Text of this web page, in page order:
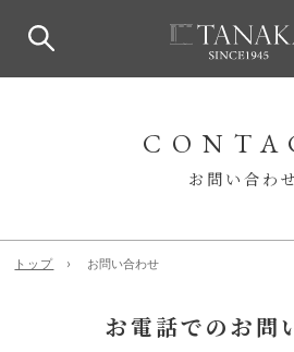
お問い合わせ
トップ お問い合わせ
お電話でのお問